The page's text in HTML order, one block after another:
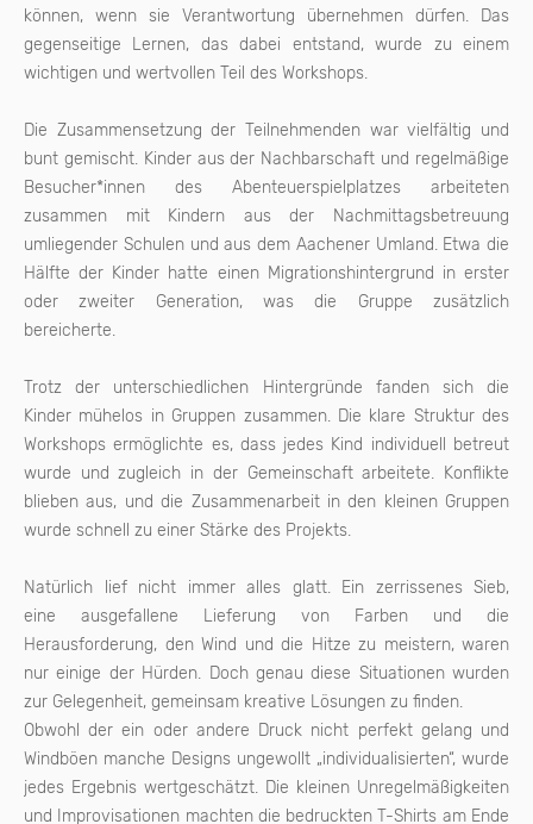
können, wenn sie Verantwortung übernehmen dürfen. Das
gegenseitige Lernen, das dabei entstand, wurde zu einem
wichtigen und wertvollen Teil des Workshops.
Die Zusammensetzung der Teilnehmenden war vielfältig und
bunt gemischt. Kinder aus der Nachbarschaft und regelmäßige
Besucher*innen des Abenteuerspielplatzes arbeiteten
zusammen mit Kindern aus der Nachmittagsbetreuung
umliegender Schulen und aus dem Aachener Umland. Etwa die
Hälfte der Kinder hatte einen Migrationshintergrund in erster
oder zweiter Generation, was die Gruppe zusätzlich
bereicherte.
Trotz der unterschiedlichen Hintergründe fanden sich die
Kinder mühelos in Gruppen zusammen. Die klare Struktur des
Workshops ermöglichte es, dass jedes Kind individuell betreut
wurde und zugleich in der Gemeinschaft arbeitete. Konflikte
blieben aus, und die Zusammenarbeit in den kleinen Gruppen
wurde schnell zu einer Stärke des Projekts.
Natürlich lief nicht immer alles glatt. Ein zerrissenes Sieb,
eine ausgefallene Lieferung von Farben und die
Herausforderung, den Wind und die Hitze zu meistern, waren
nur einige der Hürden. Doch genau diese Situationen wurden
zur Gelegenheit, gemeinsam kreative Lösungen zu finden.
Obwohl der ein oder andere Druck nicht perfekt gelang und
Windböen manche Designs ungewollt „individualisierten“, wurde
jedes Ergebnis wertgeschätzt. Die kleinen Unregelmäßigkeiten
und Improvisationen machten die bedruckten T-Shirts am Ende